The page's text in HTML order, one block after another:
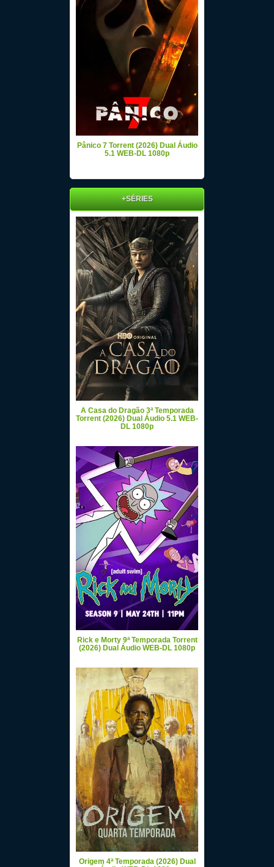
Pânico 7 Torrent (2026) Dual Áudio
5.1 WEB-DL 1080p
+SÉRIES
A Casa do Dragão 3ª Temporada
Torrent (2026) Dual Áudio 5.1 WEB-
DL 1080p
Rick e Morty 9ª Temporada Torrent
(2026) Dual Áudio WEB-DL 1080p
Origem 4ª Temporada (2026) Dual